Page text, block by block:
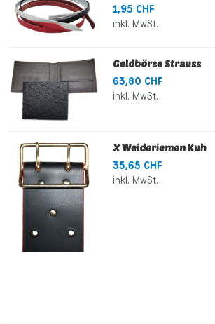
1,95 CHF
inkl. MwSt.
Geldbörse Strauss
63,80 CHF
inkl. MwSt.
X Weideriemen Kuh
35,65 CHF
inkl. MwSt.